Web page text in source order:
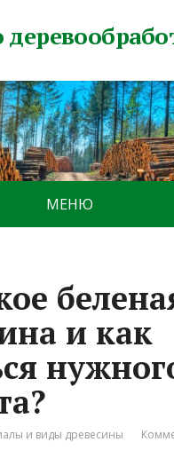
МЕНЮ
и как
и виды древесины